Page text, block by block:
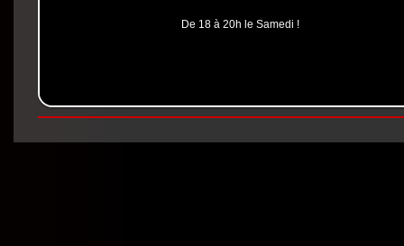
De 18 à 20h le Samedi !